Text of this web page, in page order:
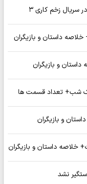
سریال زخم کاری ۳
داستان و بازیگران
و بازیگران
یک شب+ تعداد قسمت ها
و بازیگران
داستان و بازیگران
نشد